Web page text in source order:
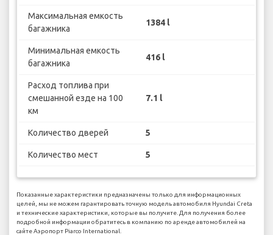
Максимальная емкость
багажника
1384 l
Минимальная емкость
багажника
416 l
Расход топлива при
смешанной езде на 100
км
7.1 l
Количество дверей 5
Количество мест 5
Показанные характеристики предназначены только для информационных
целей, мы не можем гарантировать точную модель автомобиля Hyundai Creta
и технические характеристики, которые вы получите. Для получения более
подробной информации обратитесь в компанию по аренде автомобилей на
сайте Аэропорт Piarco International.